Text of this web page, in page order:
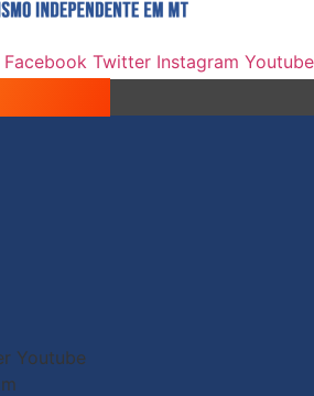
Facebook Twitter Instagram Youtube
Youtube